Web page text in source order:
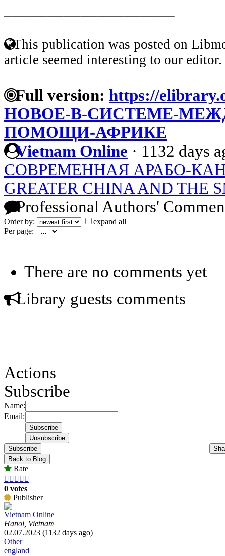
This publication was posted on
article seemed interesting to our editor.
Full version: https://
НОВОЕ-В-СИСТЕМЕ-
ПОМОЩИ-АФРИКЕ
Vietnam Online · 1132 days
СОВРЕМЕННАЯ АРАБО-
GREATER CHINA AND THE
Professional Authors'
Order by:
expand all
Per page:
There are no comments yet
Library guests comments
Actions
Subscribe
Name:
Email:
Subscribe
Back to Blog
Rate
    
0 votes
Publisher
Vietnam Online
Hanoi, Vietnam
02.07.2023 (1132 days ago)
Other
england